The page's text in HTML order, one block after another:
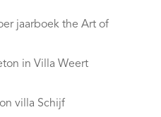
jaarboek the Art of
in Villa Weert
villa Schijf